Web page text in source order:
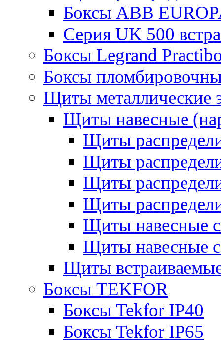
Боксы ABB
Серия UK 500
Боксы Legrand
Боксы
Щиты металлические
Щиты навесные
Щиты
Щиты
Щиты
Щиты
Щиты навесные
Щиты навесные
Щиты
Боксы TEKFOR
Боксы Tekfor IP40
Боксы Tekfor IP65